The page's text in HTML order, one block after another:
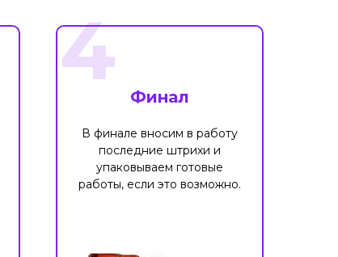
Финал
В финале вносим в работу
последние штрихи и
упаковываем готовые
работы, если это возможно.
4